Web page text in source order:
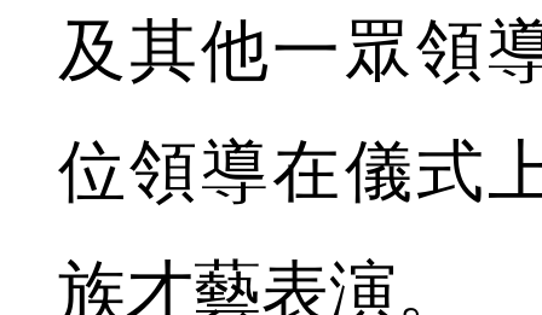
及其他一眾領
位領導在儀式
族才藝表演。